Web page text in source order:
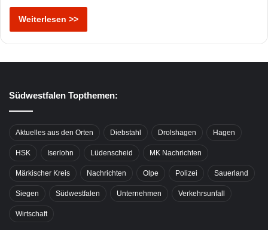
Weiterlesen >>
Südwestfalen Topthemen:
Aktuelles aus den Orten Diebstahl Drolshagen Hagen
HSK Iserlohn Lüdenscheid MK Nachrichten
Märkischer Kreis Nachrichten Olpe Polizei Sauerland
Siegen Südwestfalen Unternehmen Verkehrsunfall
Wirtschaft